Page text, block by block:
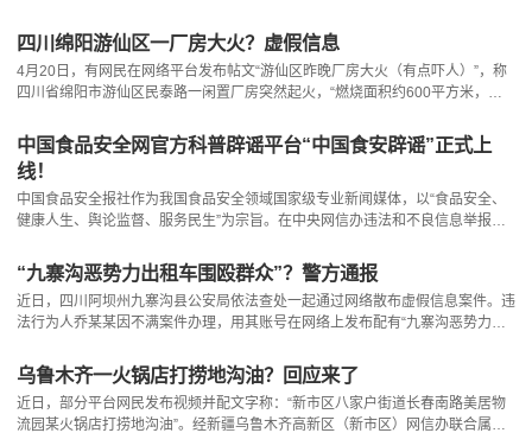
平台共创“伪科学大揭秘”栏目，通过一系列“真科普”文章，带大家一起识破谣言
套路，戳穿“伪科学”骗局。 你是不是经常看见这样的标题：“一个方法调理多
年老毛病”“医生一般不会主动告诉你”“家里
四川绵阳游仙区一厂房大火？虚假信息
4月20日，有网民在网络平台发布帖文“游仙区昨晚厂房大火（有点吓人）”，称
四川省绵阳市游仙区民泰路一闲置厂房突然起火，“燃烧面积约600平方米，燃
论。经消防、属地及相关部门核查确认，该消息纯属谣言。 经详细核
实，消防部门并未接到游仙区民泰路区域相关火情报警，无该区域起火的处置记
录；同时，游仙经济试验区管委会工作人员赶赴现场
中国食品安全网官方科普辟谣平台“中国食安辟谣”正式上
线！
中国食品安全报社作为我国食品安全领域国家级专业新闻媒体，以“食品安全、
健康人生、舆论监督、服务民生”为宗旨。在中央网信办违法和不良信息举报中
体优势，精准击破各类食品安全谣言，让科学认知跑赢不实传言，用权威真相守
护百姓舌尖安全。 “中国食安辟谣”已同步覆盖官网、微信公众号、视频号、
微博、小红书等平台，正式与广大网友见面。平台特
“九寨沟恶势力出租车围殴群众”？警方通报
近日，四川阿坝州九寨沟县公安局依法查处一起通过网络散布虚假信息案件。违
法行为人乔某某因不满案件办理，用其账号在网络上发布配有“九寨沟恶势力出
某某是一起打架案件的一方当事人。案件调查期间，其对办案工作心生不满，为
博取社会关注、向公安机关施压，故意捏造事实、散布虚假信息。目前，九寨沟
县公安局根据《中华人民共和国治安管理处罚法》相关规
乌鲁木齐一火锅店打捞地沟油？回应来了
近日，部分平台网民发布视频并配文字称：“新市区八家户街道长春南路美居物
流园某火锅店打捞地沟油”。经新疆乌鲁木齐高新区（新市区）网信办联合属地